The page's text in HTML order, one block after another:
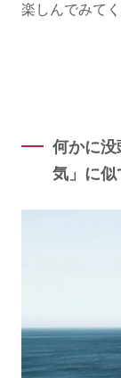
楽しんでみてく
何かに没
気」に似